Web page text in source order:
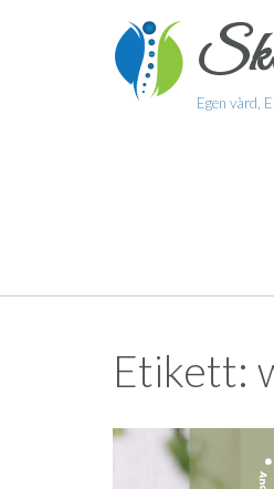
Egen vård,
Etikett: